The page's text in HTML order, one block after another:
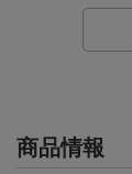
商品情報